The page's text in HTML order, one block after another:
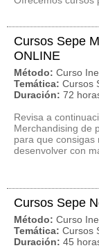
Cursos Sepe
ONLINE
Método: Curso
Temática: Cursos
Duración: 72
Revisa a
Merchandising de
para que
desenvolver con
Cursos Sepe
Método: Curso
Temática: Cursos
Duración: 45